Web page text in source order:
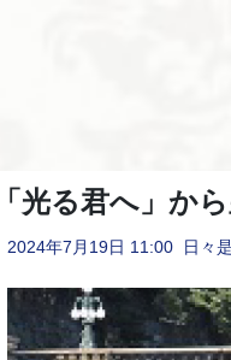
「光る君へ」か
2024年7月19日 11:00 日々